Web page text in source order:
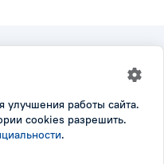
| Настройки cookie
работы сайта.
cookies разрешить.
.